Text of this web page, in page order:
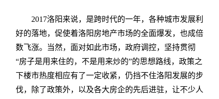
2017洛阳来说，是跨时代的一年，各种城市发展利
好的落地，促使着洛阳房地产市场的全面爆发，也成倍
数飞涨。当然，面对如此市场，政府调控，坚持贯彻
“房子是用来住的，不是用来炒的”的思想路线，政策之
下楼市热度相应有了一定收紧，仍挡不住洛阳发展的步
伐，除了政策外，以及各大房企的先后进驻，让不少人